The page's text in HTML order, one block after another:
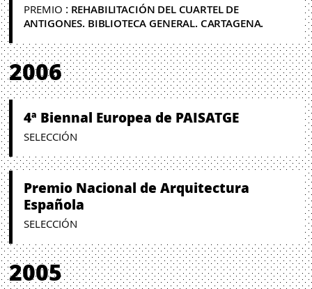
PREMIO : REHABILITACIÓN DEL CUARTEL DE
ANTIGONES. BIBLIOTECA GENERAL. CARTAGENA.
2006
4ª Biennal Europea de PAISATGE
SELECCIÓN
Premio Nacional de Arquitectura
Española
SELECCIÓN
2005